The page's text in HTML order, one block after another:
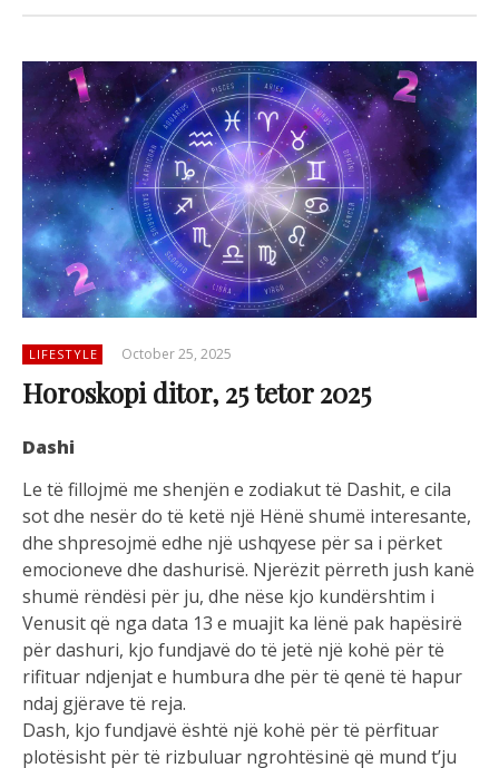
LIFESTYLE October 25, 2025
Horoskopi ditor, 25 tetor 2025
Dashi
Le të fillojmë me shenjën e zodiakut të Dashit, e cila
sot dhe nesër do të ketë një Hënë shumë interesante,
dhe shpresojmë edhe një ushqyese për sa i përket
emocioneve dhe dashurisë. Njerëzit përreth jush kanë
shumë rëndësi për ju, dhe nëse kjo kundërshtim i
Venusit që nga data 13 e muajit ka lënë pak hapësirë
për dashuri, kjo fundjavë do të jetë një kohë për të
rifituar ndjenjat e humbura dhe për të qenë të hapur
ndaj gjërave të reja.
Dash, kjo fundjavë është një kohë për të përfituar
plotësisht për të rizbuluar ngrohtësinë që mund t’ju